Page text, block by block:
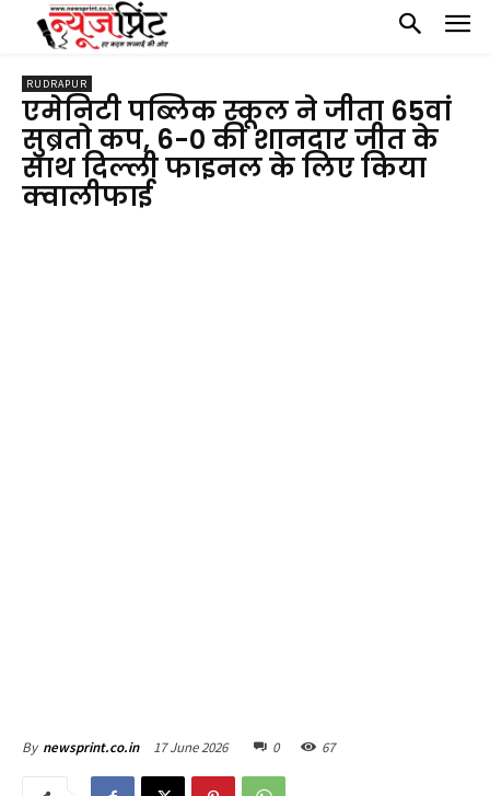
RUDRAPUR
एमेनिटी पब्लिक स्कूल ने जीता 65वां
सुब्रतो कप, 6-0 की शानदार जीत के
साथ दिल्ली फाइनल के लिए किया
क्वालीफाई
By newsprint.co.in 17 June 2026 0 67